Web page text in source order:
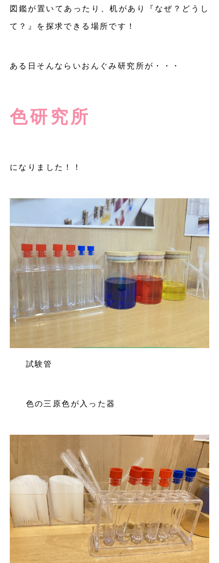
図鑑が置いてあったり、机があり『なぜ？どうし
て？』を探求できる場所です！
ある日そんならいおんぐみ研究所が・・・
色研究所
になりました！！
試験管
色の三原色が入った器